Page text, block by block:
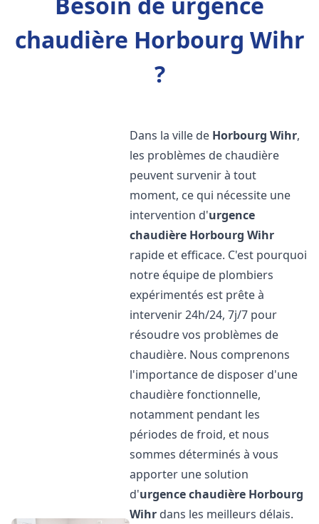
chaudière Horbourg Wihr
?
Dans la ville de Horbourg Wihr,
les problèmes de chaudière
peuvent survenir à tout
moment, ce qui nécessite une
intervention d'urgence
chaudière Horbourg Wihr
rapide et efficace. C'est pourquoi
notre équipe de plombiers
expérimentés est prête à
intervenir 24h/24, 7j/7 pour
résoudre vos problèmes de
chaudière. Nous comprenons
l'importance de disposer d'une
chaudière fonctionnelle,
notamment pendant les
périodes de froid, et nous
sommes déterminés à vous
apporter une solution
d'urgence chaudière Horbourg
Wihr dans les meilleurs délais.